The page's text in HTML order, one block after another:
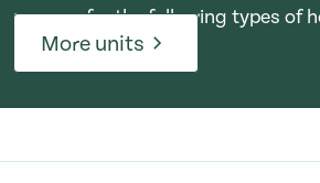
process for the following types of
More units